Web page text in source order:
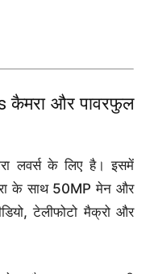
कैमरा और पावरफुल
लवर्स के लिए है। इसमें
के साथ 50MP मेन और
टेलीफोटो मैक्रो और